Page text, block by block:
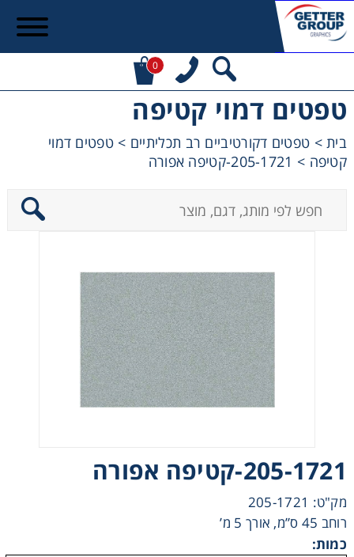
0
טפטים דמוי קטיפה
בית> טפטים דקורטיביים רב תכליתיים >טפטים דמוי
קטיפה > 205-1721-קטיפה אפורה
205-1721-קטיפה אפורה
מק"ט: 205-1721
רוחב 45 ס”מ, אורך 5 מ’
כמות:
אני מאשר קבלת חומרים פרסומים מגטר
מעונין לקבל הצעת מחיר או מידע עבור:
חומרי גלם לשילוט